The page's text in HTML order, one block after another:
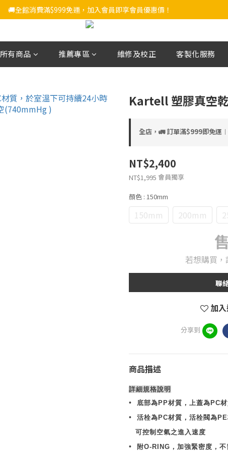
🚚全館消費滿$999免運，加入會員即享會員優惠價！
所有商品 推薦專區 維修及校正 客製化服務
Kartell 塑膠真空
全店，🚛 訂單滿$999即免運
NT$2,400
NT$1,995 會員獨享
顏色 : 150mm
150mm 200mm
若想購買，
聯
加
分享到
商品描述
詳細規格說明
• 底部為 PP材質，上蓋為 PC
• 活栓為 PC材質，活栓閥為 PE
可控制空氣之進入速度
• 附O-RING ，加強緊密度，